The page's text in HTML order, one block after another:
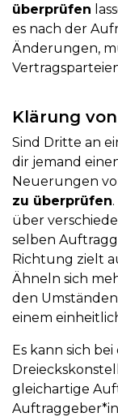
überprüfen
es nach der
Änderungen,
Klärung
Sind Dritte an
dir jemand
Neuerungen
zu überprüfen
über
selben
Richtung zielt
Ähneln sich
den
einem
Es kann sich
gleichartige